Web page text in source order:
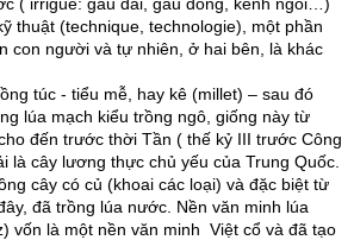
(technique, technologie), một phần
con người và tự nhiên, ở hai bên, là khác
- tiểu mễ, hay kê (millet) – sau đó
lúa mạch kiểu trồng ngô, giống này từ
đến trước thời Tần ( thế kỷ III trước Công
là cây lương thực chủ yếu của Trung Quốc.
có củ (khoai các loại) và đặc biệt từ
đã trồng lúa nước. Nền văn minh lúa
vốn là một nền văn minh Việt cổ và đã tạo